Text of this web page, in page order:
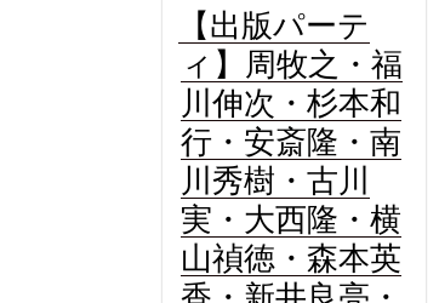
【出版パーテ
ィ】周牧之・福
川伸次・杉本和
行・安斎隆・南
川秀樹・古川
実・大西隆・横
山禎徳・森本英